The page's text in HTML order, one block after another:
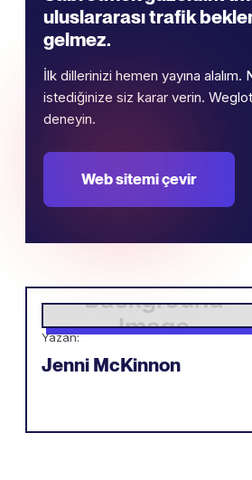
uluslararası trafik
gelmez.
İlk dillerinizi hemen yayına
istediğinize siz karar verin.
deneyin.
Web sitemi çevir
Yazan:
Jenni McKinnon